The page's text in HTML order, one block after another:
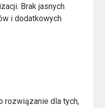
Brak jasnych
i dodatkowych
rozwiązanie dla tych,